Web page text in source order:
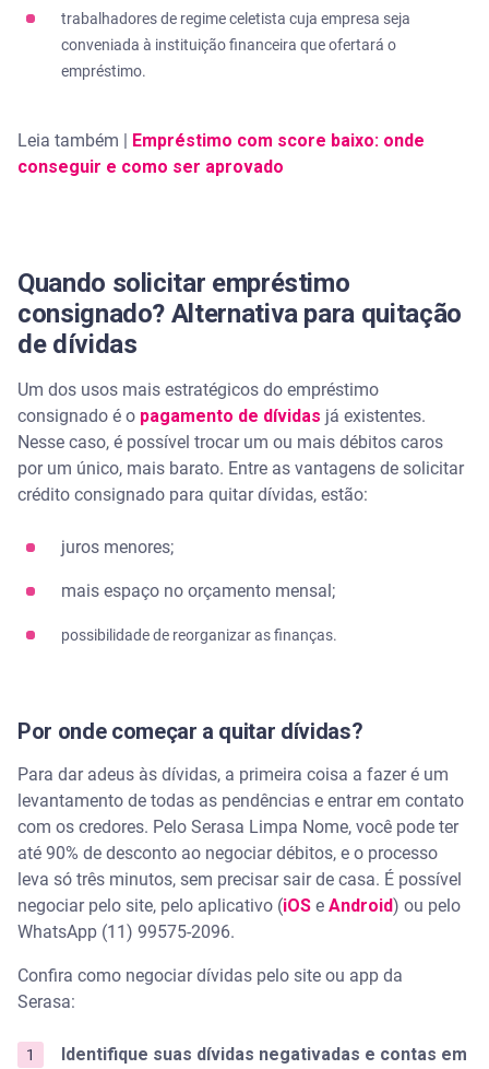
trabalhadores de regime celetista cuja empresa seja
conveniada à instituição financeira que ofertará o
empréstimo.
Leia também |
Empréstimo com score baixo: onde
conseguir e como ser aprovado
Quando solicitar empréstimo
consignado? Alternativa para quitação
de dívidas
Um dos usos mais estratégicos do empréstimo
consignado é o pagamento de dívidas já existentes.
Nesse caso, é possível trocar um ou mais débitos caros
por um único, mais barato. Entre as vantagens de solicitar
crédito consignado para quitar dívidas, estão:
juros menores;
mais espaço no orçamento mensal;
possibilidade de reorganizar as finanças.
Por onde começar a quitar dívidas?
Para dar adeus às dívidas, a primeira coisa a fazer é um
levantamento de todas as pendências e entrar em contato
com os credores. Pelo Serasa Limpa Nome, você pode ter
até 90% de desconto ao negociar débitos, e o processo
leva só três minutos, sem precisar sair de casa. É possível
negociar pelo site, pelo aplicativo (iOS e Android) ou pelo
WhatsApp (11) 99575-2096.
Confira como negociar dívidas pelo site ou app da
Serasa:
Identifique suas dívidas negativadas e contas em